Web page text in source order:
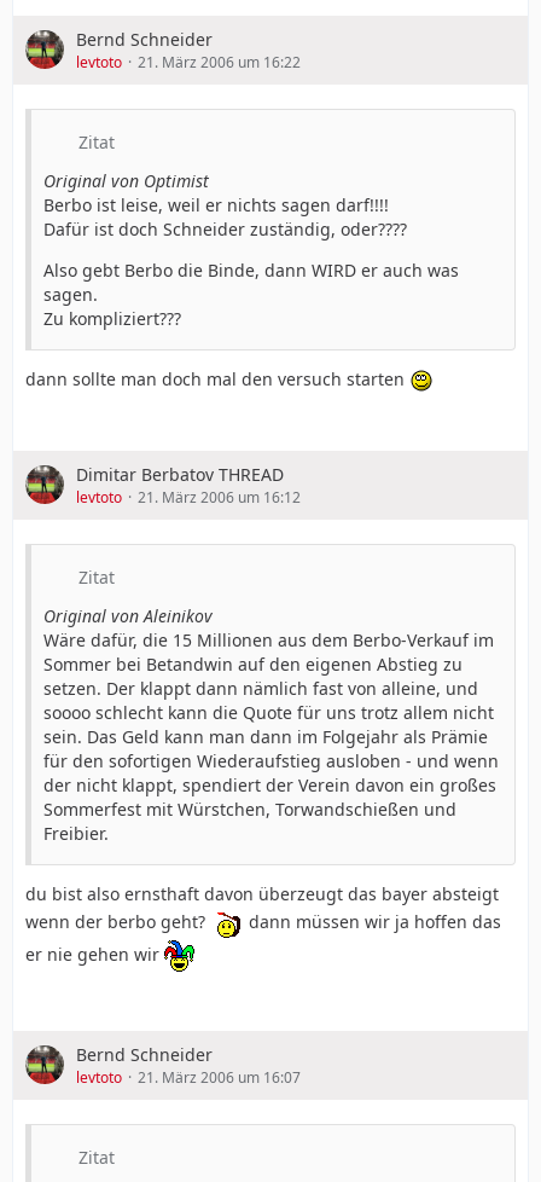
Bernd Schneider
levtoto 21. März 2006 um 16:22
Zitat
Original von Optimist
Berbo ist leise, weil er nichts sagen darf!!!!
Dafür ist doch Schneider zuständig, oder????
Also gebt Berbo die Binde, dann WIRD er auch was
sagen.
Zu kompliziert???
dann sollte man doch mal den versuch starten
Dimitar Berbatov THREAD
levtoto 21. März 2006 um 16:12
Zitat
Original von Aleinikov
Wäre dafür, die 15 Millionen aus dem Berbo-Verkauf im
Sommer bei Betandwin auf den eigenen Abstieg zu
setzen. Der klappt dann nämlich fast von alleine, und
soooo schlecht kann die Quote für uns trotz allem nicht
sein. Das Geld kann man dann im Folgejahr als Prämie
für den sofortigen Wiederaufstieg ausloben - und wenn
der nicht klappt, spendiert der Verein davon ein großes
Sommerfest mit Würstchen, Torwandschießen und
Freibier.
du bist also ernsthaft davon überzeugt das bayer absteigt
wenn der berbo geht?
dann müssen wir ja hoffen das
er nie gehen wir
Bernd Schneider
levtoto 21. März 2006 um 16:07
Zitat